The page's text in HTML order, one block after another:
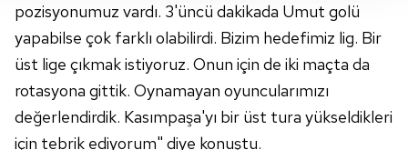
takdirde, kullanıcılara hedefli reklamlar
gösterilmeyecektir."
Sizlere daha iyi bir hizmet sunabilmek için İnternet
Sitemizde kendimize ve üçüncü kişilere ait çerezler
kullanılmaktadır. Bu çerezler vasıtasıyla çeşitli kişisel
verileriniz işlenmekte olup gerekli olan çerezler bilgi
pozisyonumuz vardı. 3'üncü dakikada Umut golü
yapabilse çok farklı olabilirdi. Bizim hedefimiz lig. Bir
üst lige çıkmak istiyoruz. Onun için de iki maçta da
rotasyona gittik. Oynamayan oyuncularımızı
değerlendirdik. Kasımpaşa'yı bir üst tura yükseldikleri
için tebrik ediyorum" diye konuştu.